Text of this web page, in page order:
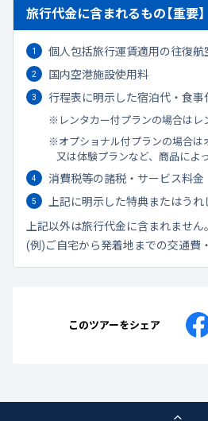
旅行代金に含まれるもの【重要】
個人包括旅行運賃適用の往復航
国内空港施設使用料
行程表に明示した宿泊代・食事
レンタカー付プランの場合はレ
オプショナル付プランの場合は
又は体験プランなど、商品によ
消費税等の諸税・サービス料金
上記に明示した特典またはう
上記以外は旅行代金に含まれません。
(例)ご自宅から発着地までの交通費
このツアーをシェア